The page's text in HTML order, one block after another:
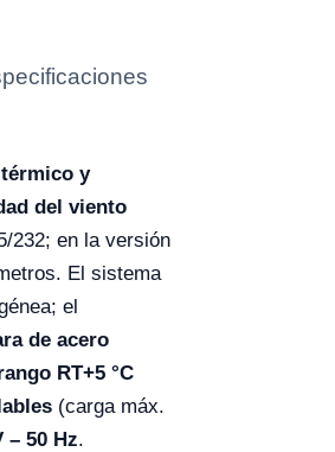
y
del viento
232; en la versión
El sistema
el
de acero
RT+5 °C
(carga máx.
– 50 Hz.